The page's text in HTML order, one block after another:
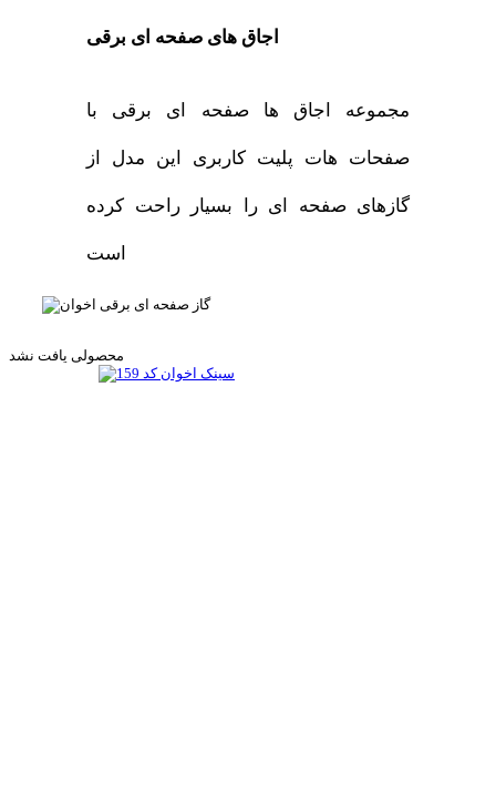
اجاق های صفحه ای برقی
مجموعه اجاق ها صفحه ای برقی با
صفحات هات پلیت کاربری این مدل از
گازهای صفحه ای را بسیار راحت کرده
است
محصولی یافت نشد